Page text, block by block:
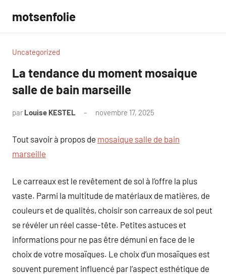
contenu
motsenfolie
Uncategorized
La tendance du moment mosaique
salle de bain marseille
par Louise KESTEL novembre 17, 2025
Tout savoir à propos de mosaique salle de bain
marseille
Le carreaux est le revêtement de sol à l’offre la plus
vaste. Parmi la multitude de matériaux de matières, de
couleurs et de qualités, choisir son carreaux de sol peut
se révéler un réel casse-tête. Petites astuces et
informations pour ne pas être démuni en face de le
choix de votre mosaïques. Le choix d’un mosaïques est
souvent purement influencé par l’aspect esthétique de